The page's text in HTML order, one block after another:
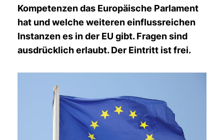
Kompetenzen das Europäische Parlament
hat und welche weiteren einflussreichen
Instanzen es in der EU gibt. Fragen sind
ausdrücklich erlaubt. Der Eintritt ist frei.